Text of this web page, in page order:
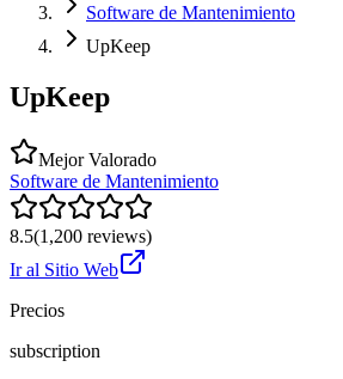
Software de Mantenimiento
UpKeep
UpKeep
Mejor Valorado
Software de Mantenimiento
8.5(1,200 reviews)
Ir al Sitio Web
Precios
subscription